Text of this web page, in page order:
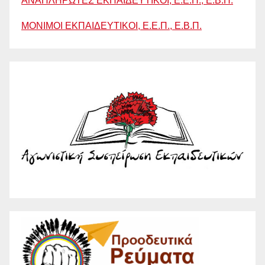
ΜΟΝΙΜΟΙ ΕΚΠΑΙΔΕΥΤΙΚΟΙ, Ε.Ε.Π., Ε.Β.Π.